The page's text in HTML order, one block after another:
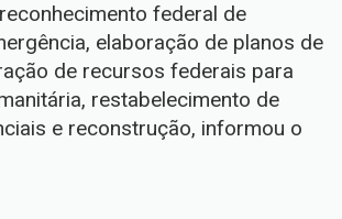
federal de
elaboração de planos de
de recursos federais para
restabelecimento de
e reconstrução, informou o